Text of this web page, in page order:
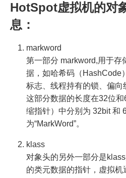
HotSpot虚拟机的对
息：
markword
第一部分 markword,用于存
据，如哈希码（HashCode
标志、线程持有的锁、偏向
这部分数据的长度在32位
缩指针）中分别为 32bit 和
为“MarkWord”。
klass
对象头的另外一部分是
的类元数据的指针，虚拟